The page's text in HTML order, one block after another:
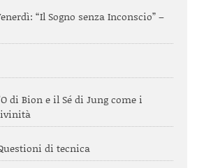
“Il Sogno senza Inconscio” –
di Bion e il Sé di Jung come i
di tecnica